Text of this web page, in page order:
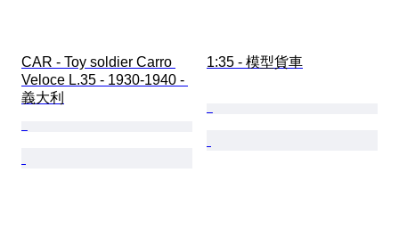
CAR - Toy soldier Carro
Veloce L.35 - 1930-1940 -
義大利
1:35 - 模型貨車